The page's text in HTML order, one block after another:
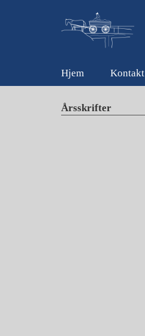
Hjem Kontakt
Årsskrifter